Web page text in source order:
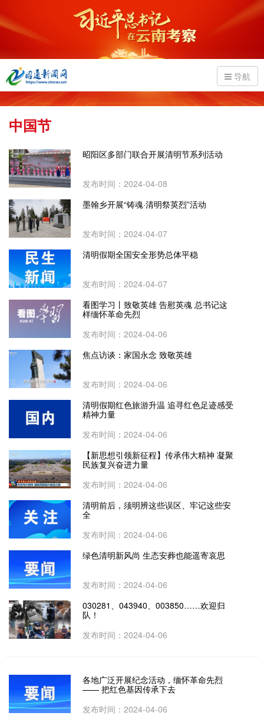
导航
中国节
昭阳区多部门联合开展清明节系列活动
发布时间：2024-04-08
墨翰乡开展“铸魂·清明祭英烈”活动
发布时间：2024-04-07
清明假期全国安全形势总体平稳
发布时间：2024-04-07
看图学习丨致敬英雄 告慰英魂 总书记这
样缅怀革命先烈
发布时间：2024-04-06
焦点访谈：家国永念 致敬英雄
发布时间：2024-04-06
清明假期红色旅游升温 追寻红色足迹感受
精神力量
发布时间：2024-04-06
【新思想引领新征程】传承伟大精神 凝聚
民族复兴奋进力量
发布时间：2024-04-06
清明前后，须明辨这些误区、牢记这些安
全
发布时间：2024-04-06
绿色清明新风尚 生态安葬也能遥寄哀思
发布时间：2024-04-06
030281、043940、003850……欢迎归
队！
发布时间：2024-04-06
各地广泛开展纪念活动，缅怀革命先烈
—— 把红色基因传承下去
发布时间：2024-04-06